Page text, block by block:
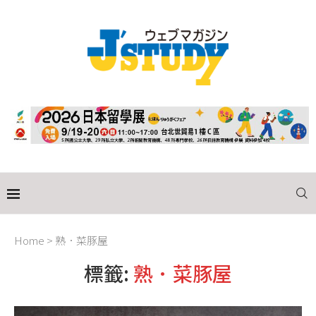
Home > 熟．菜豚屋
標籤: 熟．菜豚屋